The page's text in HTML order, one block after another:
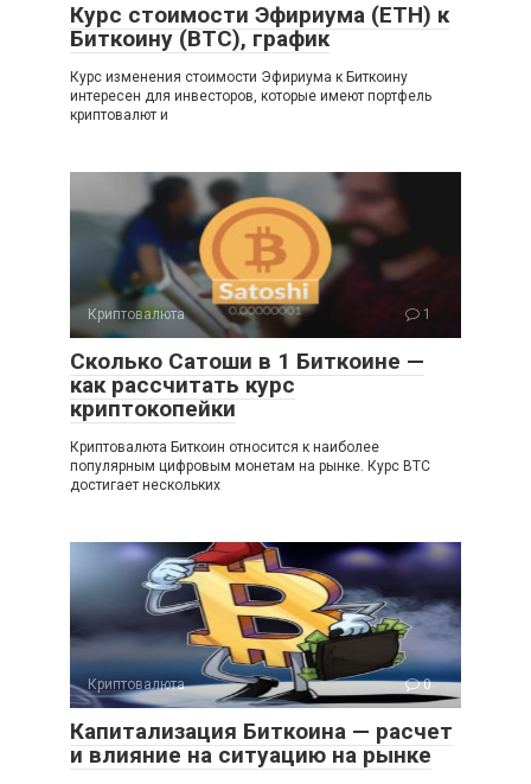
Курс стоимости Эфириума (ETH) к
Биткоину (BTC), график
Курс изменения стоимости Эфириума к Биткоину
интересен для инвесторов, которые имеют портфель
криптовалют и
Криптовалюта 1
Сколько Сатоши в 1 Биткоине —
как рассчитать курс
криптокопейки
Криптовалюта Биткоин относится к наиболее
популярным цифровым монетам на рынке. Курс BTC
достигает нескольких
Криптовалюта 0
Капитализация Биткоина — расчет
и влияние на ситуацию на рынке